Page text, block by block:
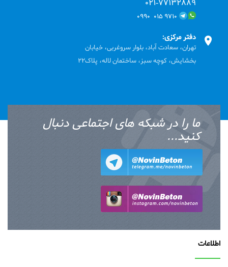
۰۲۱-۷۷۱٣۲۸۸۹
۹۷۱۰ ۰۱۵ ۰۹۹۰
دفتر مرکزی:
تهران، سعادت آباد، بلوار سروغربی، خیابان
بخشایش، کوچه سبز، ساختمان لاله، پلاک22
ما را در شبکه های اجتماعی دنبال
کنید...
اطلاعات